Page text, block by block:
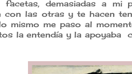
facetas, demasiadas a mi
con las otras y te hacen
mismo me paso al
la entendía y la apoyaba